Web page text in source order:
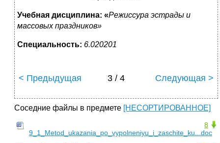
Учебная дисциплина: «Режиссура эстрады и
массовых праздников»
Специальность: 6.020201
< Предыдущая 3 / 4 Следующая >
Соседние файлы в предмете [НЕСОРТИРОВАННОЕ]
8
9_1_Metod_ukazania_po_vypolneniyu_i_zaschite_ku...doc